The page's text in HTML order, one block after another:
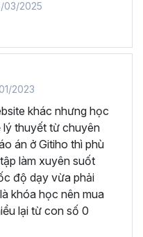
công sức để xử lý
không biết những thứ
tại Việt Nam
vào vị trí kế toán, xử
thành thạo Excel xử lý
học vềThủ thuật
với hơn7h+ học
sẽ nhận được nhiều lợi
trình độ chuyên môn
03/2025
2023
khác nhưng học
lý thuyết từ chuyên
án ở Gitiho thì phù
làm xuyên suốt
độ dạy vừa phải
khóa học nên mua
lại từ con số 0